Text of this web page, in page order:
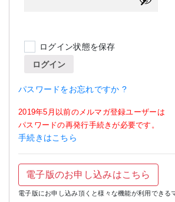
ログイン状態を保存
ログイン
パスワードをお忘れですか ?
2019年5月以前のメルマガ登録ユーザーは
パスワードの再発行手続きが必要です。
手続きはこちら
電子版のお申し込みはこちら
電子版にお申し込み頂くと様々な機能が利用できる